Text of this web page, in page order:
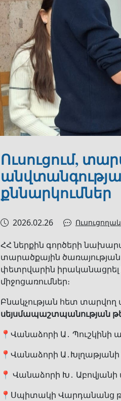
Ուսուցում,
քննարկումներ
2026.02.26
ՀՀ ներքին գործերի
տարածքային
փետրվարին իրականացրել
միջոցառումներ։
Բնակչության հետ
սեյսմապաշտպանության
📍Վանաձորի Ա․ Պուշկինի
📍Վանաձորի
📍 Վանաձորի Խ․
📍Սպիտակի Վարդանանց